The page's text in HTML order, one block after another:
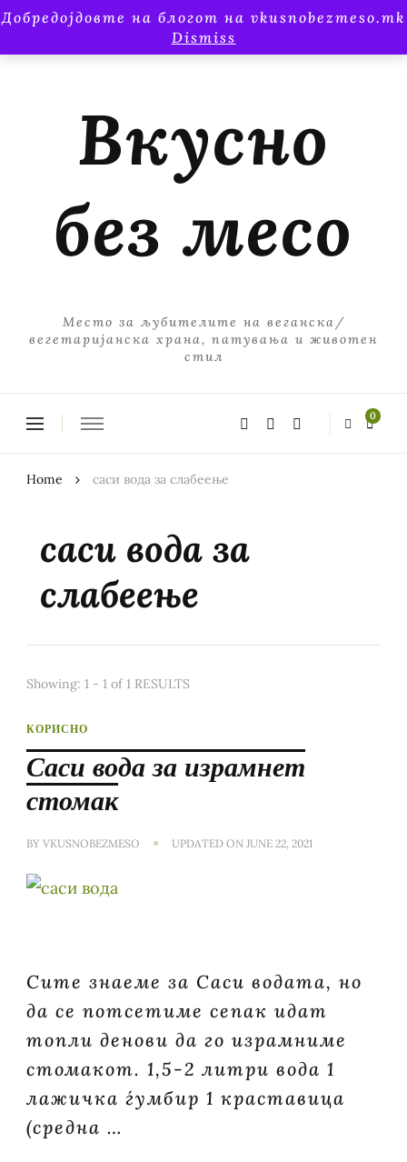
Добредојдовте на блогот на vkusnobezmeso.mk
Dismiss
Вкусно
без месо
Место за љубителите на веганска/
вегетаријанска храна, патувања и животен
стил
0
Home саси вода за слабеење
саси вода за
слабеење
Showing: 1 - 1 of 1 RESULTS
КОРИСНО
Саси вода за израмнет
стомак
BY VKUSNOBEZMESO UPDATED ON JUNE 22, 2021
Сите знаеме за Саси водата, но
да се потсетиме сепак идат
топли денови да го израмниме
стомакот. 1,5-2 литри вода 1
лажичка ѓумбир 1 краставица
(средна …